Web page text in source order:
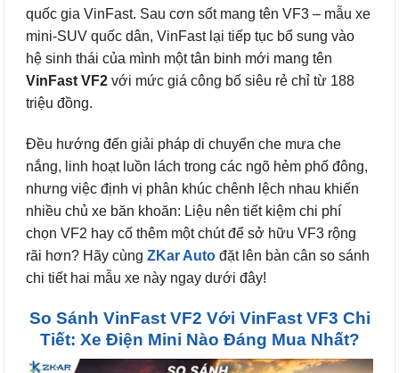
quốc gia VinFast. Sau cơn sốt mang tên VF3 – mẫu xe
mini-SUV quốc dân, VinFast lại tiếp tục bổ sung vào
hệ sinh thái của mình một tân binh mới mang tên
VinFast VF2 với mức giá công bố siêu rẻ chỉ từ 188
triệu đồng.
Đều hướng đến giải pháp di chuyển che mưa che
nắng, linh hoạt luồn lách trong các ngõ hẻm phố đông,
nhưng việc định vị phân khúc chênh lệch nhau khiến
nhiều chủ xe băn khoăn: Liệu nên tiết kiệm chi phí
chọn VF2 hay cố thêm một chút để sở hữu VF3 rộng
rãi hơn? Hãy cùng ZKar Auto đặt lên bàn cân so sánh
chi tiết hai mẫu xe này ngay dưới đây!
So Sánh VinFast VF2 Với VinFast VF3 Chi
Tiết: Xe Điện Mini Nào Đáng Mua Nhất?